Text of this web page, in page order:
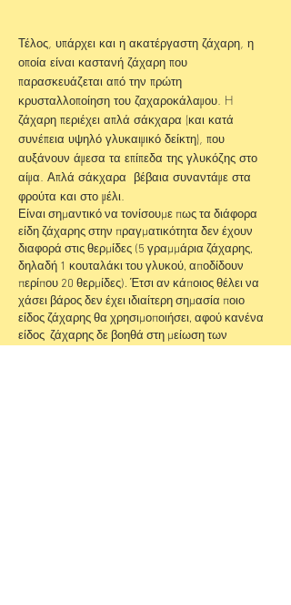
Τέλος, υπάρχει και η ακατέργαστη ζάχαρη, η
οποία είναι καστανή ζάχαρη που
παρασκευάζεται από την πρώτη
κρυσταλλοποίηση του ζαχαροκάλαμου. H
ζάχαρη περιέχει απλά σάκχαρα (και κατά
συνέπεια υψηλό γλυκαιμικό δείκτη), που
αυξάνουν άμεσα τα επίπεδα της γλυκόζης στο
αίμα. Απλά σάκχαρα βέβαια συναντάμε στα
φρούτα και στο μέλι.
Είναι σημαντικό να τονίσουμε πως τα διάφορα
είδη ζάχαρης στην πραγματικότητα δεν έχουν
διαφορά στις θερμίδες (5 γραμμάρια ζάχαρης,
δηλαδή 1 κουταλάκι του γλυκού, αποδίδουν
περίπου 20 θερμίδες). Έτσι αν κάποιος θέλει να
χάσει βάρος δεν έχει ιδιαίτερη σημασία ποιο
είδος ζάχαρης θα χρησιμοποιήσει, αφού κανένα
είδος ζάχαρης δε βοηθά στη μείωση των